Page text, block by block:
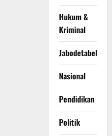
Hukum &
Kriminal
Jabodetabek
Nasional
Pendidikan
Politik